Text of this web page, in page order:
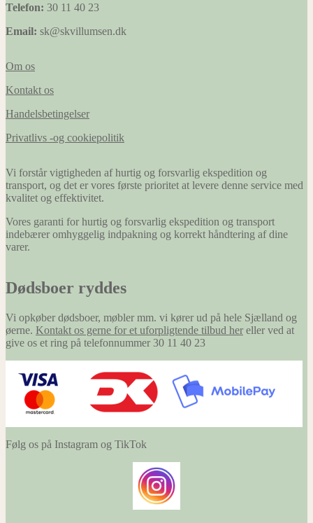
Telefon: 30 11 40 23
Email: sk@skvillumsen.dk
Om os
Kontakt os
Handelsbetingelser
Privatlivs -og cookiepolitik
Vi forstår vigtigheden af hurtig og forsvarlig ekspedition og
transport, og det er vores første prioritet at levere denne service med
kvalitet og effektivitet.
Vores garanti for hurtig og forsvarlig ekspedition og transport
indebærer omhyggelig indpakning og korrekt håndtering af dine
varer.
Dødsboer ryddes
Vi opkøber dødsboer, møbler mm. vi kører ud på hele Sjælland og
øerne. Kontakt os gerne for et uforpligtende tilbud her eller ved at
give os et ring på telefonnummer 30 11 40 23
Følg os på Instagram og TikTok